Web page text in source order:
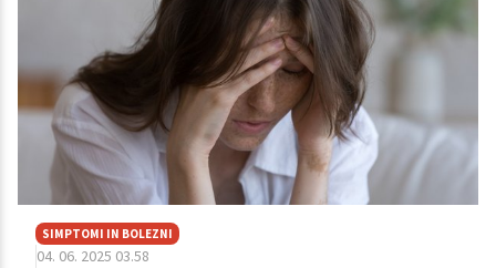
SIMPTOMI IN BOLEZNI
04. 06. 2025 03.58